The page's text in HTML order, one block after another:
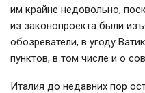
им крайне недовольно,
из законопроекта были
обозреватели, в угоду
пунктов, в том числе и о
Италия до недавних пор